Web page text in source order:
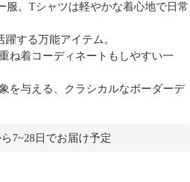
服。Tシャツは軽やかな着心地で日常
する万能アイテム。
ね着コーディネートもしやすい一
を与える、クラシカルなボーダーデ
7~28日でお届け予定